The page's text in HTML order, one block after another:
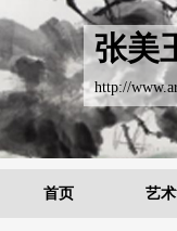
张美
http://
首页 艺